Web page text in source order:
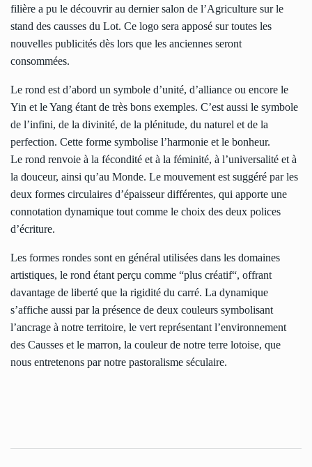
filière a pu le découvrir au dernier salon de l’Agriculture sur le
stand des causses du Lot. Ce logo sera apposé sur toutes les
nouvelles publicités dès lors que les anciennes seront
consommées.
Le rond est d’abord un symbole d’unité, d’alliance ou encore le
Yin et le Yang étant de très bons exemples. C’est aussi le symbole
de l’infini, de la divinité, de la plénitude, du naturel et de la
perfection. Cette forme symbolise l’harmonie et le bonheur.
Le rond renvoie à la fécondité et à la féminité, à l’universalité et à
la douceur, ainsi qu’au Monde. Le mouvement est suggéré par les
deux formes circulaires d’épaisseur différentes, qui apporte une
connotation dynamique tout comme le choix des deux polices
d’écriture.
Les formes rondes sont en général utilisées dans les domaines
artistiques, le rond étant perçu comme “plus créatif“, offrant
davantage de liberté que la rigidité du carré. La dynamique
s’affiche aussi par la présence de deux couleurs symbolisant
l’ancrage à notre territoire, le vert représentant l’environnement
des Causses et le marron, la couleur de notre terre lotoise, que
nous entretenons par notre pastoralisme séculaire.